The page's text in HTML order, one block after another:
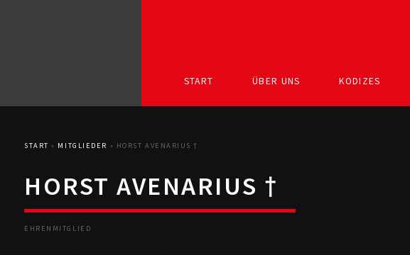
START ÜBER UNS KODIZES
START » MITGLIEDER » HORST AVENARIUS †
HORST AVENARIUS †
EHRENMITGLIED